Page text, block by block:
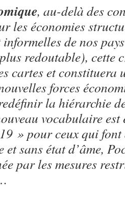
, au-delà des
les économies
de nos
redoutable), cette
cartes et constituera
forces
la hiérarchie
vocabulaire est
» pour ceux qui
et sans état d’âme,
par les mesures